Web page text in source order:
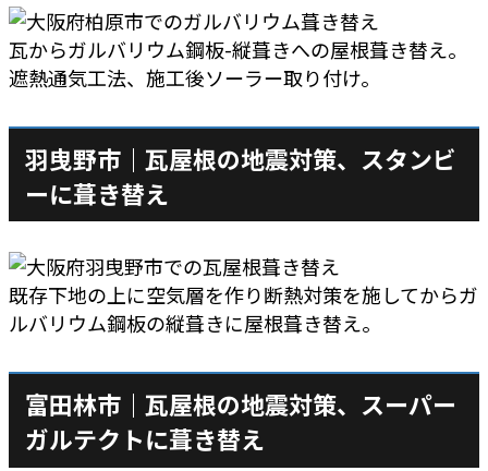
瓦からガルバリウム鋼板-縦葺きへの屋根葺き替え。
遮熱通気工法、施工後ソーラー取り付け。
羽曳野市｜瓦屋根の地震対策、スタンビ
ーに葺き替え
既存下地の上に空気層を作り断熱対策を施してからガ
ルバリウム鋼板の縦葺きに屋根葺き替え。
富田林市｜瓦屋根の地震対策、スーパー
ガルテクトに葺き替え